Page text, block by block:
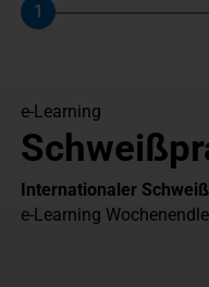
Schritt
1
e-Learning
Internationaler
e-Learning